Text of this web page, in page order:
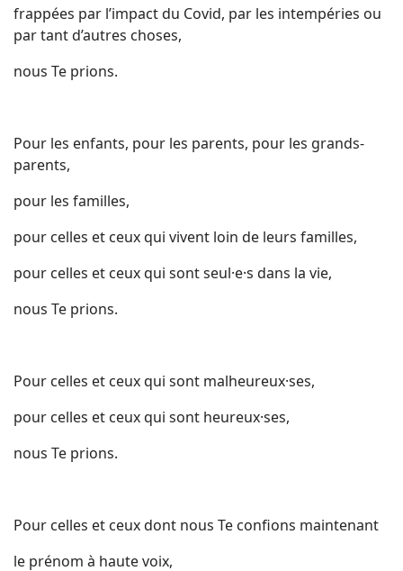
frappées par l’impact du Covid, par les intempéries ou
par tant d’autres choses,
nous Te prions.
Pour les enfants, pour les parents, pour les grands-
parents,
pour les familles,
pour celles et ceux qui vivent loin de leurs familles,
pour celles et ceux qui sont seul·e·s dans la vie,
nous Te prions.
Pour celles et ceux qui sont malheureux·ses,
pour celles et ceux qui sont heureux·ses,
nous Te prions.
Pour celles et ceux dont nous Te confions maintenant
le prénom à haute voix,